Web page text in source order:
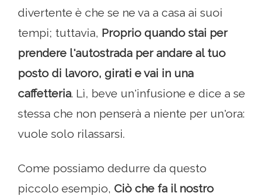
divertente è che se ne va a casa ai suoi
tempi; tuttavia, Proprio quando stai per
prendere l'autostrada per andare al tuo
posto di lavoro, girati e vai in una
caffetteria. Lì, beve un'infusione e dice a se
stessa che non penserà a niente per un'ora:
vuole solo rilassarsi.
Come possiamo dedurre da questo
piccolo esempio, Ciò che fa il nostro